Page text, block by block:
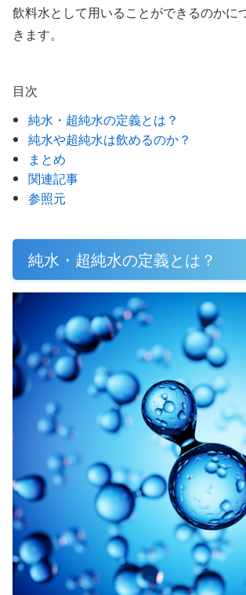
飲料水として用いることができるのかに
きます。
目次
純水・超純水の定義とは？
純水や超純水は飲めるのか？
まとめ
関連記事
参照元
純水・超純水の定義とは？